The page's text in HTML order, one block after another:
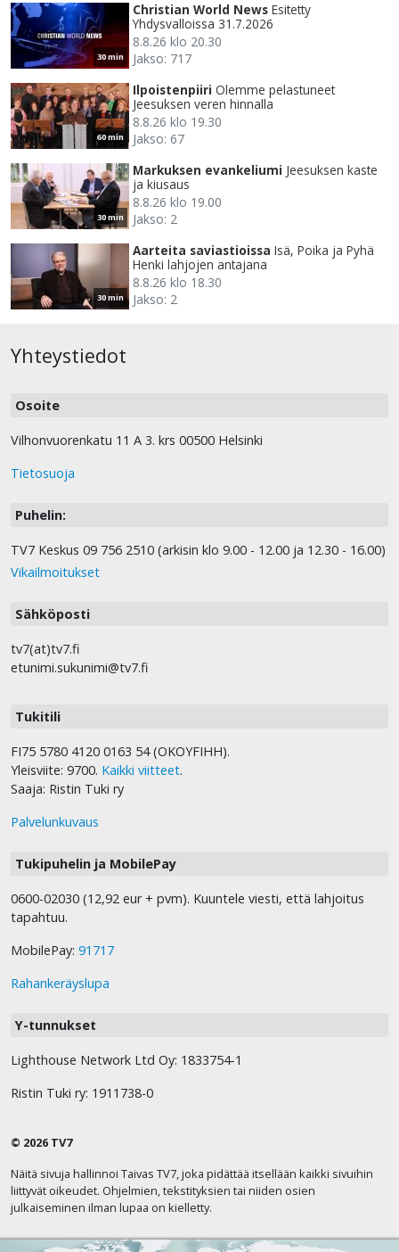
30 min
Christian World News Esitetty
Yhdysvalloissa 31.7.2026
8.8.26 klo 20.30
Jakso: 717
60 min
Ilpoistenpiiri Olemme pelastuneet
Jeesuksen veren hinnalla
8.8.26 klo 19.30
Jakso: 67
30 min
Markuksen evankeliumi Jeesuksen kaste
ja kiusaus
8.8.26 klo 19.00
Jakso: 2
30 min
Aarteita saviastioissa Isä, Poika ja Pyhä
Henki lahjojen antajana
8.8.26 klo 18.30
Jakso: 2
Yhteystiedot
Osoite
Vilhonvuorenkatu 11 A 3. krs 00500 Helsinki
Tietosuoja
Puhelin:
TV7 Keskus 09 756 2510 (arkisin klo 9.00 - 12.00 ja 12.30 - 16.00)
Vikailmoitukset
Sähköposti
tv7(at)tv7.fi
etunimi.sukunimi@tv7.fi
Tukitili
FI75 5780 4120 0163 54 (OKOYFIHH).
Yleisviite: 9700. Kaikki viitteet.
Saaja: Ristin Tuki ry
Palvelunkuvaus
Tukipuhelin ja MobilePay
0600-02030 (12,92 eur + pvm). Kuuntele viesti, että lahjoitus
tapahtuu.
MobilePay: 91717
Rahankeräyslupa
Y-tunnukset
Lighthouse Network Ltd Oy: 1833754-1
Ristin Tuki ry: 1911738-0
© 2026 TV7
Näitä sivuja hallinnoi Taivas TV7, joka pidättää itsellään kaikki sivuihin
liittyvät oikeudet. Ohjelmien, tekstityksien tai niiden osien
julkaiseminen ilman lupaa on kielletty.